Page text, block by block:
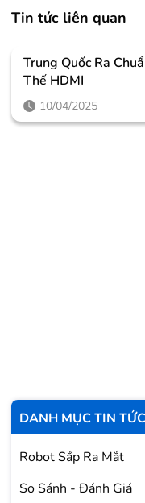
Tin tức liên quan
Trung Quốc Ra
Thế HDMI
10/04/2025
DANH MỤC TIN TỨC
Robot Sắp Ra Mắt
So Sánh - Đánh Giá